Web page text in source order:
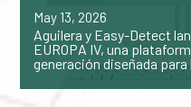
May 13, 2026
Aguilera y Easy-Detect
EUROPA IV, una
generación diseñada